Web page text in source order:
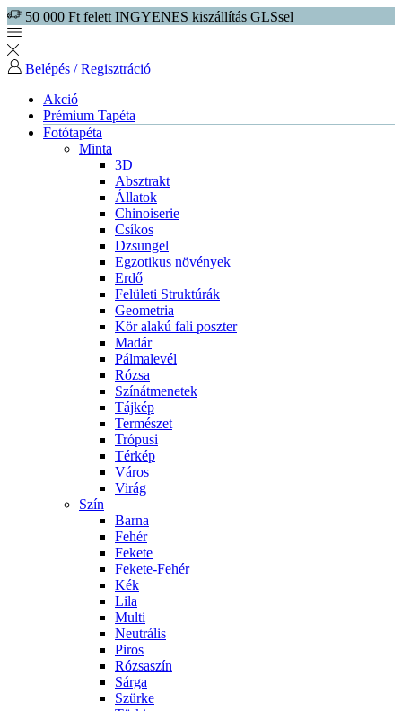
50 000 Ft felett INGYENES kiszállítás GLSsel
Belépés / Regisztráció
Akció
Prémium Tapéta
Fotótapéta
Minta
3D
Absztrakt
Állatok
Chinoiserie
Csíkos
Dzsungel
Egzotikus növények
Erdő
Felületi Struktúrák
Geometria
Kör alakú fali poszter
Madár
Pálmalevél
Rózsa
Színátmenetek
Tájkép
Természet
Trópusi
Térkép
Város
Virág
Szín
Barna
Fehér
Fekete
Fekete-Fehér
Kék
Lila
Multi
Neutrális
Piros
Rózsaszín
Sárga
Szürke